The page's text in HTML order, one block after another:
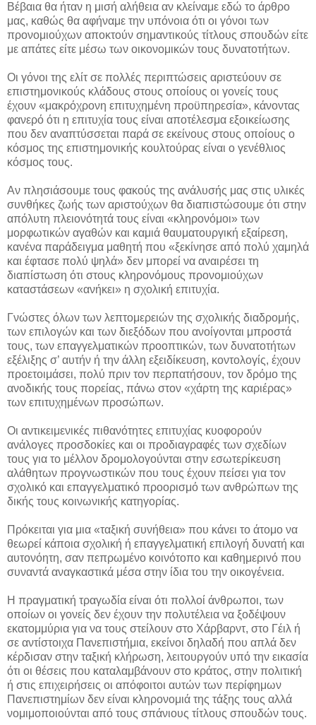
Βέβαια θα ήταν η μισή αλήθεια αν κλείναμε εδώ το άρθρο
μας, καθώς θα αφήναμε την υπόνοια ότι οι γόνοι των
προνομιούχων αποκτούν σημαντικούς τίτλους σπουδών είτε
με απάτες είτε μέσω των οικονομικών τους δυνατοτήτων.
Οι γόνοι της ελίτ σε πολλές περιπτώσεις αριστεύουν σε
επιστημονικούς κλάδους στους οποίους οι γονείς τους
έχουν «μακρόχρονη επιτυχημένη προϋπηρεσία», κάνοντας
φανερό ότι η επιτυχία τους είναι αποτέλεσμα εξοικείωσης
που δεν αναπτύσσεται παρά σε εκείνους στους οποίους ο
κόσμος της επιστημονικής κουλτούρας είναι ο γενέθλιος
κόσμος τους.
Αν πλησιάσουμε τους φακούς της ανάλυσής μας στις υλικές
συνθήκες ζωής των αριστούχων θα διαπιστώσουμε ότι στην
απόλυτη πλειονότητά τους είναι «κληρονόμοι» των
μορφωτικών αγαθών και καμιά θαυματουργική εξαίρεση,
κανένα παράδειγμα μαθητή που «ξεκίνησε από πολύ χαμηλά
και έφτασε πολύ ψηλά» δεν μπορεί να αναιρέσει τη
διαπίστωση ότι στους κληρονόμους προνομιούχων
καταστάσεων «ανήκει» η σχολική επιτυχία.
Γνώστες όλων των λεπτομερειών της σχολικής διαδρομής,
των επιλογών και των διεξόδων που ανοίγονται μπροστά
τους, των επαγγελματικών προοπτικών, των δυνατοτήτων
εξέλιξης σ’ αυτήν ή την άλλη εξειδίκευση, κοντολογίς, έχουν
προετοιμάσει, πολύ πριν τον περπατήσουν, τον δρόμο της
ανοδικής τους πορείας, πάνω στον «χάρτη της καριέρας»
των επιτυχημένων προσώπων.
Οι αντικειμενικές πιθανότητες επιτυχίας κυοφορούν
ανάλογες προσδοκίες και οι προδιαγραφές των σχεδίων
τους για το μέλλον δρομολογούνται στην εσωτερίκευση
αλάθητων προγνωστικών που τους έχουν πείσει για τον
σχολικό και επαγγελματικό προορισμό των ανθρώπων της
δικής τους κοινωνικής κατηγορίας.
Πρόκειται για μια «ταξική συνήθεια» που κάνει το άτομο να
θεωρεί κάποια σχολική ή επαγγελματική επιλογή δυνατή και
αυτονόητη, σαν πεπρωμένο κοινότοπο και καθημερινό που
συναντά αναγκαστικά μέσα στην ίδια του την οικογένεια.
Η πραγματική τραγωδία είναι ότι πολλοί άνθρωποι, των
οποίων οι γονείς δεν έχουν την πολυτέλεια να ξοδέψουν
εκατομμύρια για να τους στείλουν στο Χάρβαρντ, στο Γέιλ ή
σε αντίστοιχα Πανεπιστήμια, εκείνοι δηλαδή που απλά δεν
κέρδισαν στην ταξική κλήρωση, λειτουργούν υπό την εικασία
ότι οι θέσεις που καταλαμβάνουν στο κράτος, στην πολιτική
ή στις επιχειρήσεις οι απόφοιτοι αυτών των περίφημων
Πανεπιστημίων δεν είναι κληρονομιά της τάξης τους αλλά
νομιμοποιούνται από τους σπάνιους τίτλους σπουδών τους.